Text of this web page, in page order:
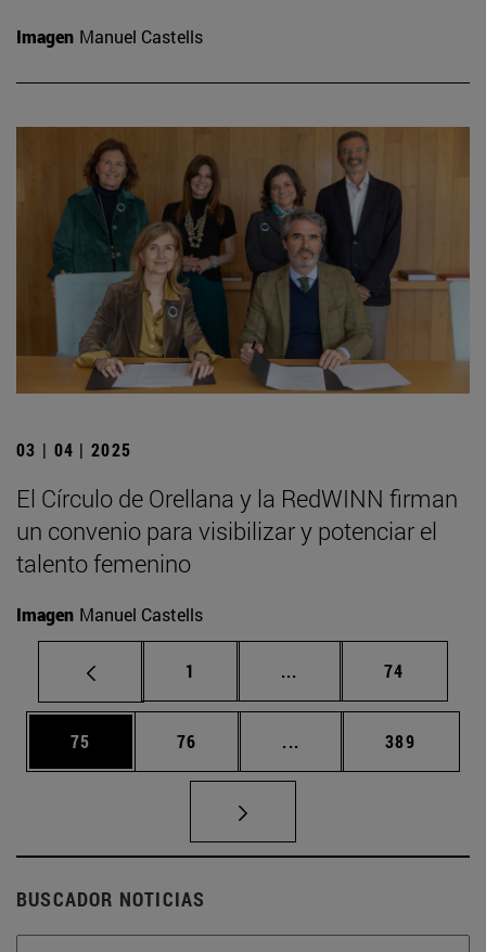
Imagen Manuel Castells
03 | 04 | 2025
El Círculo de Orellana y la RedWINN firman
un convenio para visibilizar y potenciar el
talento femenino
Imagen Manuel Castells
Página
1 ... Páginas intermedias
Página
74
Página
75 Página
76 ... Páginas intermedias
Página
389
BUSCADOR NOTICIAS